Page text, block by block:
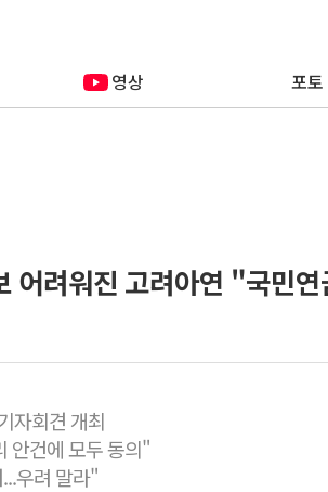
영상 포토
어려워진 고려아연 "국민
자회견 개최
안건에 모두 동의"
우려 말라"